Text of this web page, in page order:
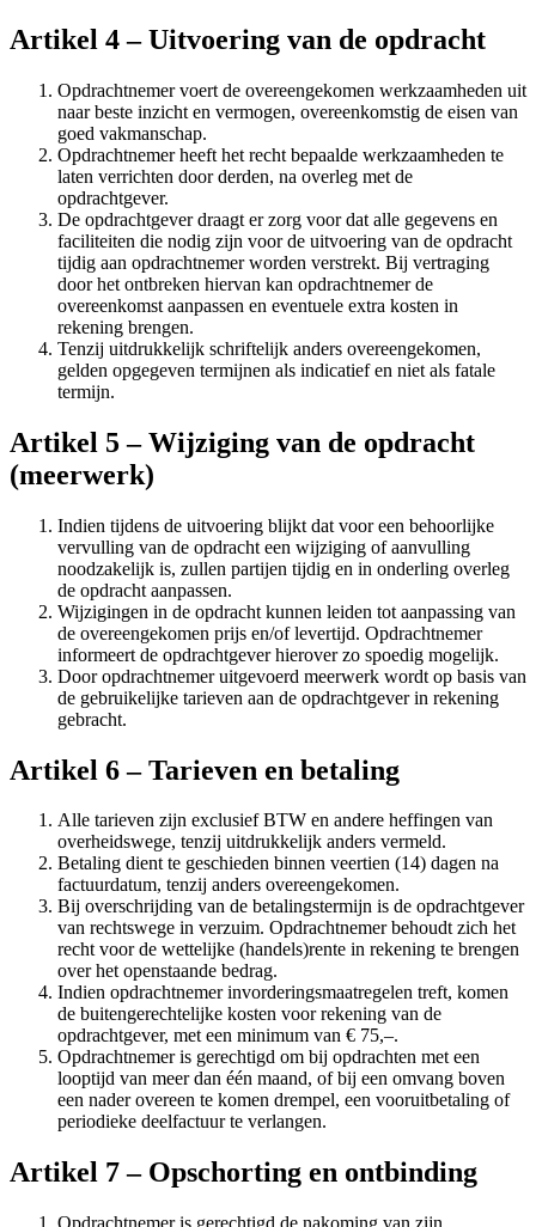
Artikel 4 – Uitvoering van de opdracht
Opdrachtnemer voert de overeengekomen werkzaamheden uit
naar beste inzicht en vermogen, overeenkomstig de eisen van
goed vakmanschap.
Opdrachtnemer heeft het recht bepaalde werkzaamheden te
laten verrichten door derden, na overleg met de
opdrachtgever.
De opdrachtgever draagt er zorg voor dat alle gegevens en
faciliteiten die nodig zijn voor de uitvoering van de opdracht
tijdig aan opdrachtnemer worden verstrekt. Bij vertraging
door het ontbreken hiervan kan opdrachtnemer de
overeenkomst aanpassen en eventuele extra kosten in
rekening brengen.
Tenzij uitdrukkelijk schriftelijk anders overeengekomen,
gelden opgegeven termijnen als indicatief en niet als fatale
termijn.
Artikel 5 – Wijziging van de opdracht
(meerwerk)
Indien tijdens de uitvoering blijkt dat voor een behoorlijke
vervulling van de opdracht een wijziging of aanvulling
noodzakelijk is, zullen partijen tijdig en in onderling overleg
de opdracht aanpassen.
Wijzigingen in de opdracht kunnen leiden tot aanpassing van
de overeengekomen prijs en/of levertijd. Opdrachtnemer
informeert de opdrachtgever hierover zo spoedig mogelijk.
Door opdrachtnemer uitgevoerd meerwerk wordt op basis van
de gebruikelijke tarieven aan de opdrachtgever in rekening
gebracht.
Artikel 6 – Tarieven en betaling
Alle tarieven zijn exclusief BTW en andere heffingen van
overheidswege, tenzij uitdrukkelijk anders vermeld.
Betaling dient te geschieden binnen veertien (14) dagen na
factuurdatum, tenzij anders overeengekomen.
Bij overschrijding van de betalingstermijn is de opdrachtgever
van rechtswege in verzuim. Opdrachtnemer behoudt zich het
recht voor de wettelijke (handels)rente in rekening te brengen
over het openstaande bedrag.
Indien opdrachtnemer invorderingsmaatregelen treft, komen
de buitengerechtelijke kosten voor rekening van de
opdrachtgever, met een minimum van € 75,–.
Opdrachtnemer is gerechtigd om bij opdrachten met een
looptijd van meer dan één maand, of bij een omvang boven
een nader overeen te komen drempel, een vooruitbetaling of
periodieke deelfactuur te verlangen.
Artikel 7 – Opschorting en ontbinding